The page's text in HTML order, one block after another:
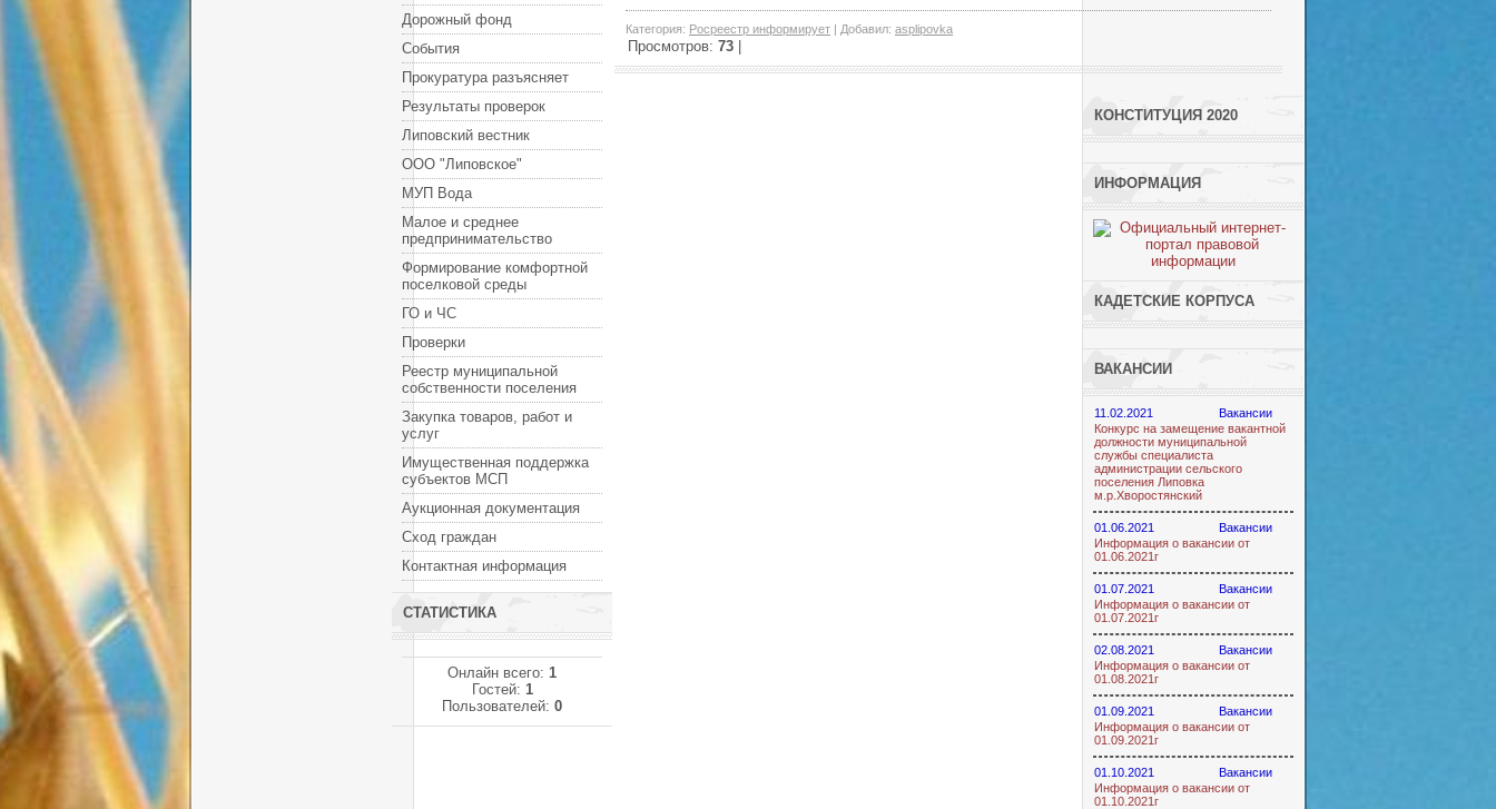
Дорожный фонд
События
Прокуратура разъясняет
Результаты проверок
Липовский вестник
ООО "Липовское"
МУП Вода
Малое и среднее
предпринимательство
Формирование комфортной
поселковой среды
ГО и ЧС
Проверки
Реестр муниципальной
собственности поселения
Закупка товаров, работ и
услуг
Имущественная поддержка
субъектов МСП
Аукционная документация
Сход граждан
Контактная информация
СТАТИСТИКА
Онлайн всего: 1
Гостей: 1
Пользователей: 0
Категория: Росреестр информирует | Добавил: asplipovka
Просмотров: 73
КОНСТИТУЦИЯ 2020
ИНФОРМАЦИЯ
КАДЕТСКИЕ КОРПУСА
ВАКАНСИИ
11.02.2021
Вакансии
Конкурс на замещение вакантной
должности муниципальной
службы специалиста
администрации сельского
поселения Липовка
м.р.Хворостянский
01.06.2021
Вакансии
Информация о вакансии от
01.06.2021г
01.07.2021
Вакансии
Информация о вакансии от
01.07.2021г
02.08.2021
Вакансии
Информация о вакансии от
01.08.2021г
01.09.2021
Вакансии
Информация о вакансии от
01.09.2021г
01.10.2021
Вакансии
Информация о вакансии от
01.10.2021г